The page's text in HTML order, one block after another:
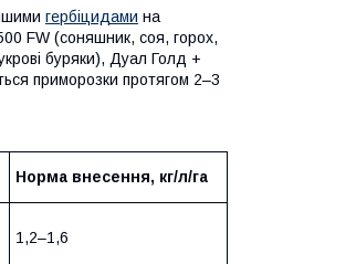
гербіцидами на
FW (соняшник, соя, горох,
буряки), Дуал Голд +
приморозки протягом 2–3
Норма внесення, кг/л/га
1,2–1,6